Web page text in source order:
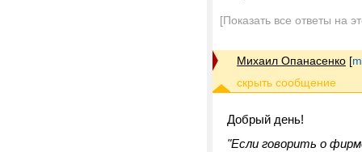
[Показать все ответы на
Михаил Опанасенко [
Добрый день!
"Если говорить о